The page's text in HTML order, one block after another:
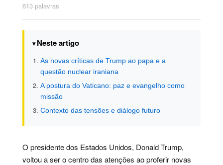
613 palavras
Neste artigo
As novas críticas de Trump ao papa e a
questão nuclear iraniana
A postura do Vaticano: paz e evangelho como
missão
Contexto das tensões e diálogo futuro
O presidente dos Estados Unidos, Donald Trump,
voltou a ser o centro das atenções ao proferir novas